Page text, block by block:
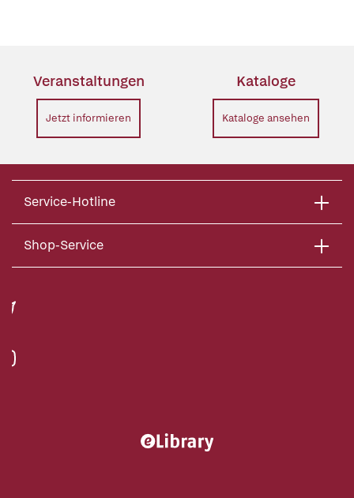
Veranstaltungen
Jetzt informieren
Kataloge
Kataloge ansehen
Service-Hotline
Shop-Service